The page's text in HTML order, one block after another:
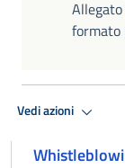
formato
Vedi azioni